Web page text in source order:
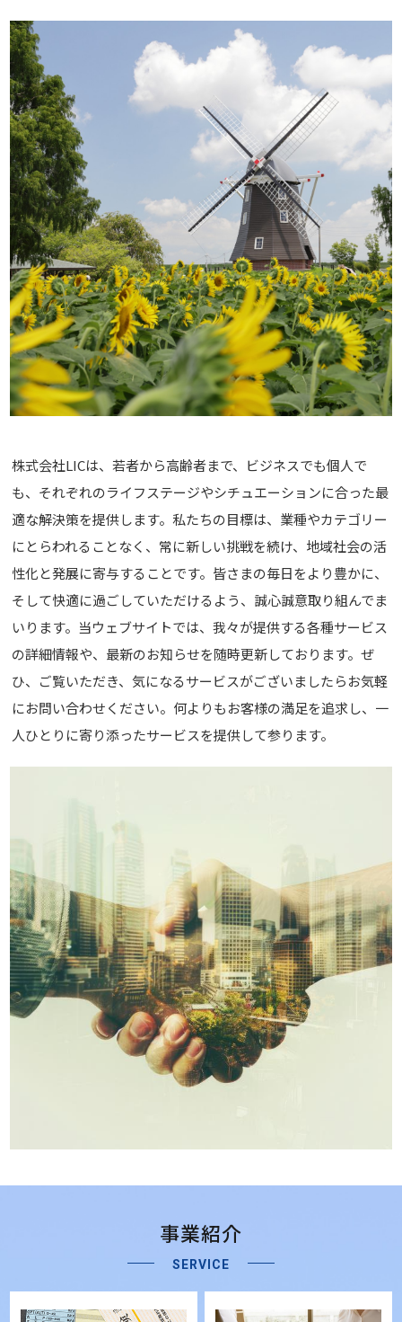
株式会社LICは、若者から高齢者まで、ビジネスでも個人で
も、 それぞれのライフステージやシチュエーションに合った最
適な解決策を提供します。私たちの目標は、業種やカテゴリー
にとらわれることなく、常に新しい挑戦を続け、 地域社会の活
性化と発展に寄与することです。 皆さまの毎日をより豊かに、
そして快適に過ごしていただけるよう、 誠心誠意取り組んでま
いります。 当ウェブサイトでは、我々が提供する各種サービス
の詳細情報や、 最新のお知らせを随時更新しております。ぜ
ひ、ご覧いただき、気になるサービスがございましたらお気軽
にお問い合わせください。 何よりもお客様の満足を追求し、一
人ひとりに寄り添ったサービスを提供して参ります。
事業紹介
SERVICE